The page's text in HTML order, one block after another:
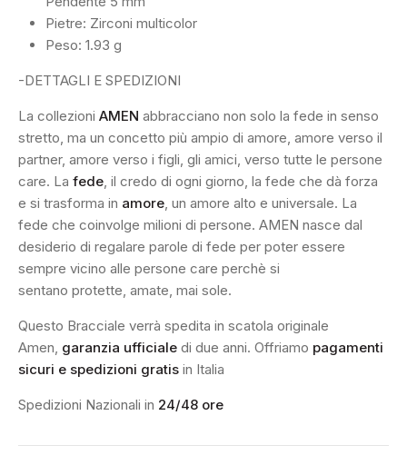
Pietre: Zirconi multicolor
Peso: 1.93 g
-DETTAGLI E SPEDIZIONI
La collezioni AMEN abbracciano non solo la fede in senso
stretto, ma un concetto più ampio di amore, amore verso il
partner, amore verso i figli, gli amici, verso tutte le persone
care. La fede, il credo di ogni giorno, la fede che dà forza
e si trasforma in amore, un amore alto e universale. La
fede che coinvolge milioni di persone. AMEN nasce dal
desiderio di regalare parole di fede per poter essere
sempre vicino alle persone care perchè si
sentano protette, amate, mai sole.
Questo Bracciale verrà spedita in scatola originale
Amen, garanzia ufficiale di due anni. Offriamo pagamenti
sicuri e spedizioni gratis in Italia
Spedizioni Nazionali in 24/48 ore